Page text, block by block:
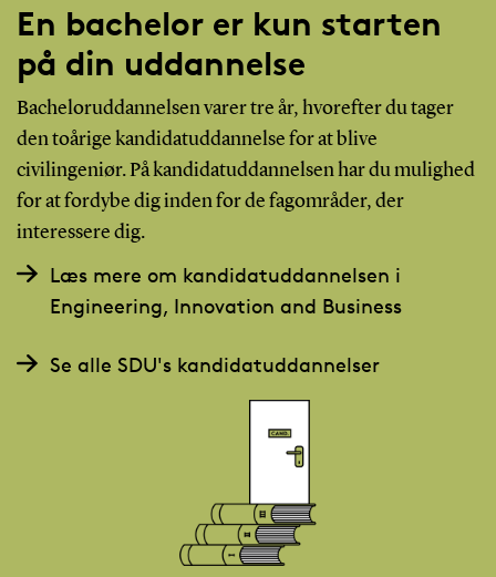
En bachelor er kun starten
på din uddannelse
Bacheloruddannelsen varer tre år, hvorefter du tager
den toårige kandidatuddannelse for at blive
civilingeniør. På kandidatuddannelsen har du mulighed
for at fordybe dig inden for de fagområder, der
interessere dig.
Læs mere om kandidatuddannelsen i
Engineering, Innovation and Business
Se alle SDU's kandidatuddannelser